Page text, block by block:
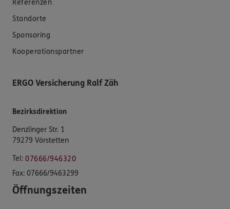
Referenzen
Standorte
Sponsoring
Kooperationspartner
ERGO Versicherung Ralf Zäh
Bezirksdirektion
Denzlinger Str. 1
79279 Vörstetten
Tel: 07666/946320
Fax: 07666/9463299
Öffnungszeiten